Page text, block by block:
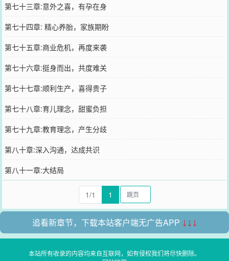
第七十三章:意外之喜，有孕在身
第七十四章: 精心养胎，家族期盼
第七十五章:商业危机，再度来袭
第七十六章:挺身而出，共度难关
第七十七章:顺利生产，喜得贵子
第七十八章:育儿理念，甜蜜负担
第七十九章:教育理念，产生分歧
第八十章:深入沟通，达成共识
第八十一章:大结局
1/1 1
追看新章节，下载本站客户端无广告APP ↓↓↓
本站所有收录的内容均来自互联网，如有侵权我们将尽快删除。